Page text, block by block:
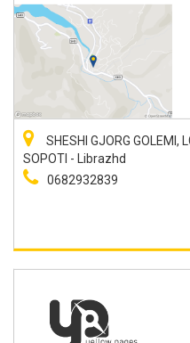
SHESHI GJORG GOLEMI,
SOPOTI - Librazhd
0682932839